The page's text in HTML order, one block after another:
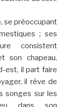
se préoccupant
; ses
consistent
son chapeau.
est, il part faire
il rêve de
songes sur les